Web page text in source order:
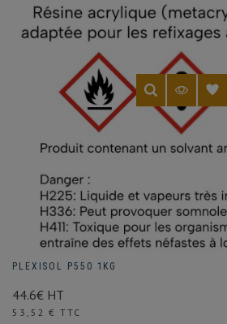
PLEXISOL P550 1KG
44.6€ HT
Prix
53,52 € TTC